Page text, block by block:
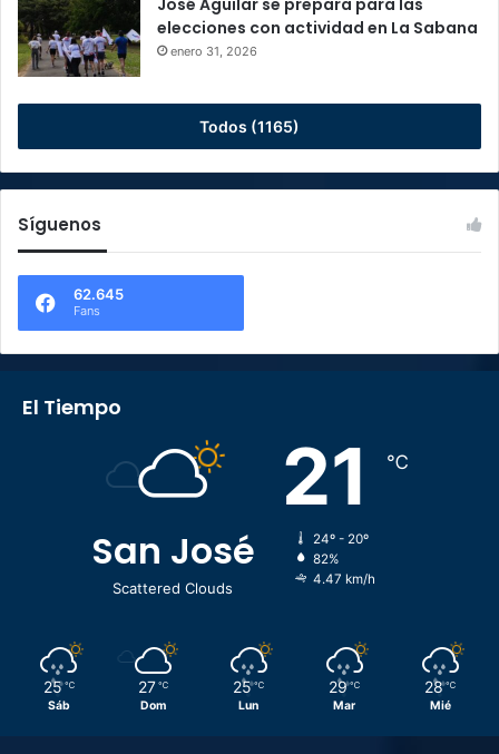
José Aguilar se prepara para las
elecciones con actividad en La Sabana
enero 31, 2026
Todos (1165)
Síguenos
62.645
Fans
El Tiempo
San José
Scattered Clouds
21 ℃
24º - 20º
82%
4.47 km/h
25 ℃
Sáb
27 ℃
Dom
25 ℃
Lun
29 ℃
Mar
28 ℃
Mié